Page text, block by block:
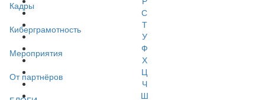
Кадры
Киберграмотность
Мероприятия
От партнёров
С
Т
У
Ф
Х
Ц
Ч
Ш